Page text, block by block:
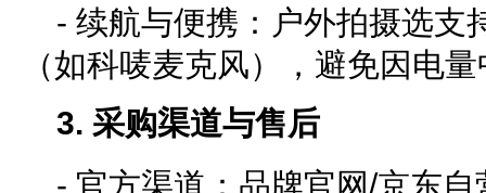
- 续航与便携：户外拍摄选支
（如科唛麦克风），避免因电
3. 采购渠道与售后
- 官方渠道：品牌官网/京东自